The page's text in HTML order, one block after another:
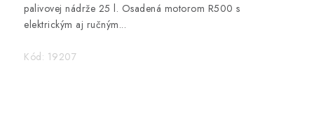
palivovej nádrže 25 l. Osadená motorom R500 s
elektrickým aj ručným...
Kód: 19207